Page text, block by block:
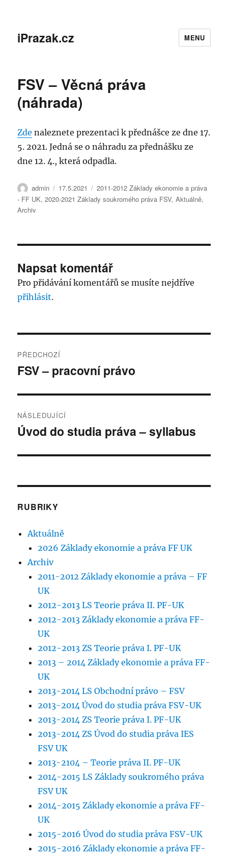
iPrazak.cz MENU
FSV – Věcná práva
(náhrada)
Zde naleznete prezentaci k přednášce ze dne 17.
5. 2021. Jedná se o náhradu za přednášku ze
dne 12. 4., která odpadla.
Autor:
admin Publikováno:
17.5.2021 Rubriky:
2011-2012 Základy ekonomie a práva
- FF UK,2020-2021 Základy soukromého práva FSV,Aktuálně,
Archiv
Napsat komentář
Pro přidávání komentářů se musíte nejdříve
přihlásit.
pro
PŘEDCHOZÍ
Předchozí
FSV – pracovní právo
NÁSLEDUJÍCÍ
Následující
Úvod do studia práva – syllabus
RUBRIKY
Aktuálně
2026 Základy ekonomie a práva FF UK
Archiv
2011-2012 Základy ekonomie a práva – FF
UK
2012-2013 LS Teorie práva II. PF-UK
2012-2013 Základy ekonomie a práva FF-
UK
2012-2013 ZS Teorie práva I. PF-UK
2013 – 2014 Základy ekonomie a práva FF-
UK
2013-2014 LS Obchodní právo – FSV
2013-2014 Úvod do studia práva FSV-UK
2013-2014 ZS Teorie práva I. PF-UK
2013-2014 ZS Úvod do studia práva IES
FSV UK
2013-2104 – Teorie práva II. PF-UK
2014-2015 LS Základy soukromého práva
FSV UK
2014-2015 Základy ekonomie a práva FF-
UK
2015-2016 Úvod do studia práva FSV-UK
2015-2016 Základy ekonomie a práva FF-